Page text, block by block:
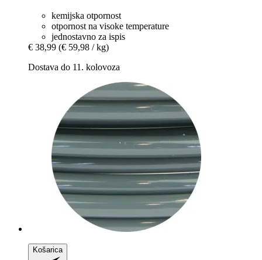
kemijska otpornost
otpornost na visoke temperature
jednostavno za ispis
€ 38,99 (€ 59,98 / kg)
Dostava do 11. kolovoza
Košarica